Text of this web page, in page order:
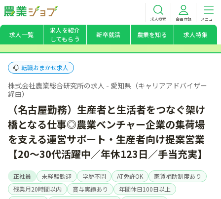
求人検索 会員登録 メニュー
求人一覧
求人を紹介
してもらう
新卒就活 農業を知る 求人特集
転職おまかせ求人
株式会社農業総合研究所の求人 - 愛知県（キャリアアドバイザー
経由）
（名古屋勤務）生産者と生活者をつなぐ架け
橋となる仕事◎農業ベンチャー企業の集荷場
を支える運営サポート・生産者向け提案営業
【20～30代活躍中／年休123日／手当充実】
正社員 未経験歓迎 学歴不問 AT免許OK
家賃補助制度あり
残業月20時間以内
賞与実績あり
年間休日100日以上